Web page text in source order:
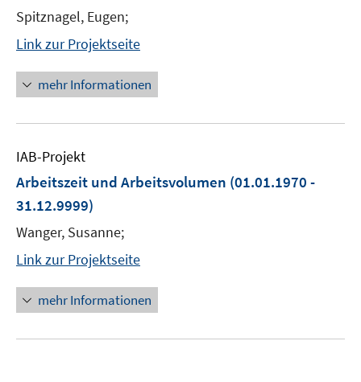
Spitznagel, Eugen;
Link zur Projektseite
mehr Informationen
IAB-Projekt
Arbeitszeit und Arbeitsvolumen (01.01.1970 -
31.12.9999)
Wanger, Susanne;
Link zur Projektseite
mehr Informationen